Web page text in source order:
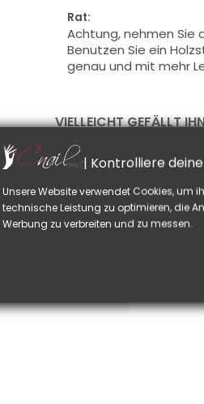
Rat:
Achtung, nehmen Sie
Benutzen Sie ein
genau und mit mehr
VIELLEICHT GEFÄLLT
| Kontrolliere
Unsere Website verwendet Cookies,
technische Leistung zu optimieren, die
Werbung zu verbreiten und zu messen.